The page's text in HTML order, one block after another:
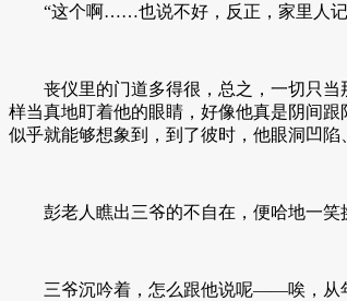
“这个啊……也说不好，反正，家里人记
丧仪里的门道多得很，总之，一切只当
样当真地盯着他的眼睛，好像他真是阴间
似乎就能够想象到，到了彼时，他眼洞凹
彭老人瞧出三爷的不自在，便哈地一笑
三爷沉吟着，怎么跟他说呢——唉，从年